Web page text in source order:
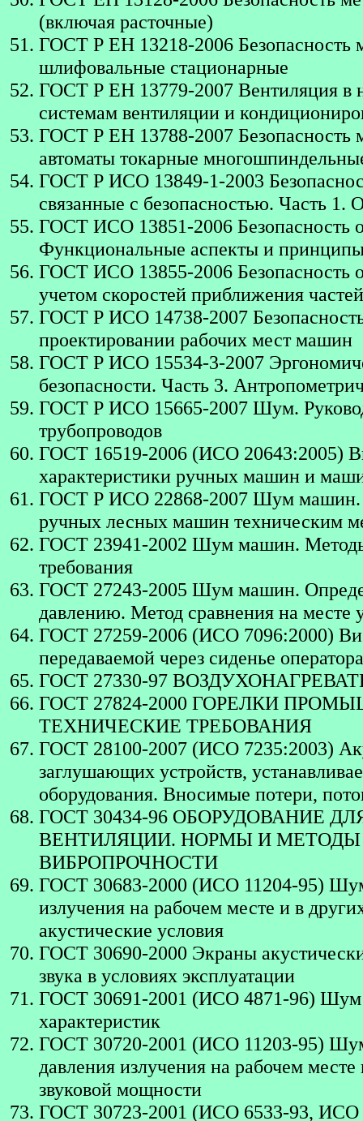
(включая расточные)
ГОСТ Р ЕН 13218-2006 Безопасность
шлифовальные стационарные
ГОСТ Р ЕН 13779-2007 Вентиляция в
системам вентиляции и
ГОСТ Р ЕН 13788-2007 Безопасность
автоматы токарные
ГОСТ Р ИСО 13849-1-2003
связанные с безопасностью. Часть
ГОСТ ИСО 13851-2006 Безопасность
Функциональные аспекты и
ГОСТ ИСО 13855-2006 Безопасность
учетом скоростей приближения
ГОСТ Р ИСО 14738-2007
проектировании рабочих мест машин
ГОСТ Р ИСО 15534-3-2007
безопасности. Часть 3.
ГОСТ Р ИСО 15665-2007 Шум.
трубопроводов
ГОСТ 16519-2006 (ИСО 20643:2005)
характеристики ручных машин и
ГОСТ Р ИСО 22868-2007 Шум машин.
ручных лесных машин техническим
ГОСТ 23941-2002 Шум машин.
требования
ГОСТ 27243-2005 Шум машин.
давлению. Метод сравнения на месте
ГОСТ 27259-2006 (ИСО 7096:2000)
передаваемой через сиденье
ГОСТ 27330-97
ГОСТ 27824-2000 ГОРЕЛКИ
ТЕХНИЧЕСКИЕ ТРЕБОВАНИЯ
ГОСТ 28100-2007 (ИСО 7235:2003)
заглушающих устройств,
оборудования. Вносимые потери,
ГОСТ 30434-96 ОБОРУДОВАНИЕ
ВЕНТИЛЯЦИИ. НОРМЫ И
ВИБРОПРОЧНОСТИ
ГОСТ 30683-2000 (ИСО 11204-95) Шум
излучения на рабочем месте и в
акустические условия
ГОСТ 30690-2000 Экраны
звука в условиях эксплуатации
ГОСТ 30691-2001 (ИСО 4871-96) Шум
характеристик
ГОСТ 30720-2001 (ИСО 11203-95)
давления излучения на рабочем
звуковой мощности
ГОСТ 30723-2001 (ИСО 6533-93, ИСО